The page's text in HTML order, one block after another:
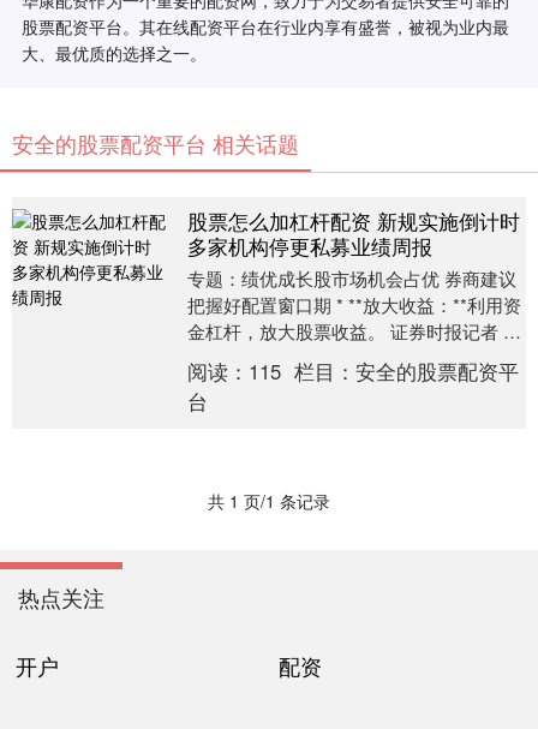
股票配资平台。其在线配资平台在行业内享有盛誉，被视为业内最
大、最优质的选择之一。
安全的股票配资平台 相关话题
股票怎么加杠杆配资 新规实施倒计时
多家机构停更私募业绩周报
专题：绩优成长股市场机会占优 券商建议
把握好配置窗口期 * **放大收益：**利用资
金杠杆，放大股票收益。 证券时报记者 李
言 长留 《私募证券投资基金运作指引....
阅读： 115 栏目： 安全的股票配资平
台
共 1 页/1 条记录
热点关注
开户 配资